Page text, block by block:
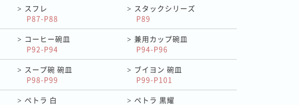
> スフレ
P87-P88
> スタックシリーズ
P89
> コーヒー碗皿
P92-P94
> 兼用カップ碗皿
P94-P96
> スープ碗 碗皿
P98-P99
> ブイヨン 碗皿
P99-P101
> ペトラ 白
> ペトラ 黒耀